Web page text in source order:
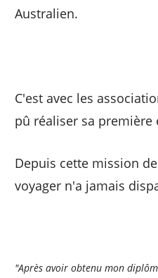
Australien.
C'est avec les
pû réaliser sa première
Depuis cette mission
voyager n'a jamais
"Après avoir obtenu mon